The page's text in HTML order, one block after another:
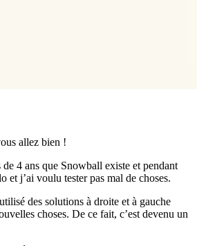
allez bien !
4 ans que Snowball existe et pendant
et j’ai voulu tester pas mal de choses.
des solutions à droite et à gauche
choses. De ce fait, c’est devenu un